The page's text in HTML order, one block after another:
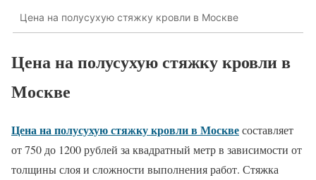
Цена на полусухую стяжку кровли в Москве
Цена на полусухую стяжку кровли в
Москве
Цена на полусухую стяжку кровли в Москвесоставляет
от 750 до 1200 рублей за квадратный метр в зависимости от
толщины слоя и сложности выполнения работ. Стяжка